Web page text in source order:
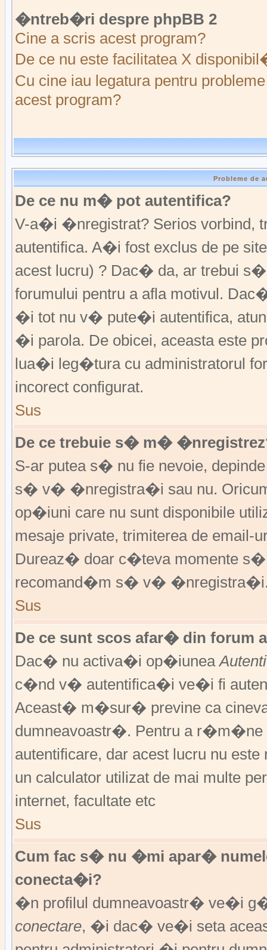
�ntreb�ri despre phpBB 2
Cine a scris acest program?
De ce nu este facilitatea X
Cu cine iau legatura pentru
acest program?
Probleme de
De ce nu m� pot autentifica?
V-a�i �nregistrat? Serios
autentifica. A�i fost exclus de pe
acest lucru) ? Dac� da, ar trebui
forumului pentru a afla motivul.
�i tot nu v� pute�i autentifica,
�i parola. De obicei, aceasta este
lua�i leg�tura cu administratorul
incorect configurat.
Sus
De ce trebuie s� m�
S-ar putea s� nu fie nevoie,
s� v� �nregistra�i sau nu.
op�iuni care nu sunt disponibile
mesaje private, trimiterea de
Dureaz� doar c�teva momente
recomand�m s� v�
Sus
De ce sunt scos afar� din forum
Dac� nu activa�i op�iunea
c�nd v� autentifica�i ve�i fi
Aceast� m�sur� previne ca
dumneavoastr�. Pentru a
autentificare, dar acest lucru nu
un calculator utilizat de mai multe
internet, facultate etc
Sus
Cum fac s� nu �mi apar�
conecta�i?
�n profilul dumneavoastr� ve�i
conectare, �i dac� ve�i seta